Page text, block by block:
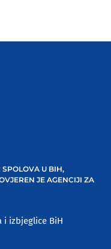
U BIH,
JE AGENCIJI ZA
i izbjeglice BiH